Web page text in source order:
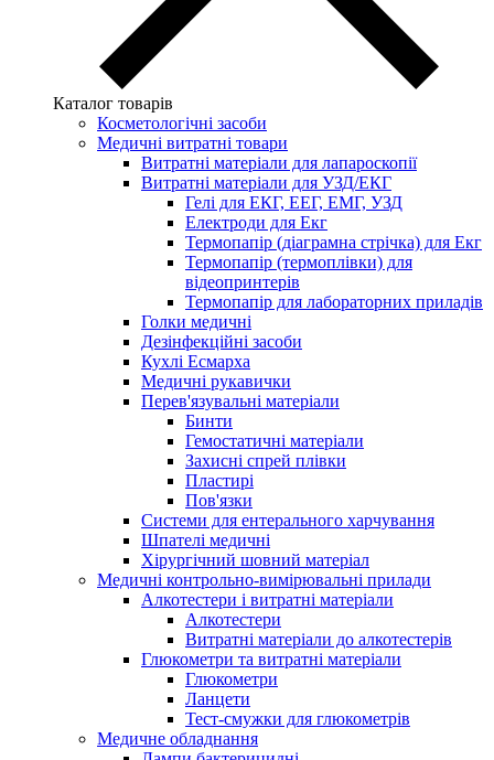
Каталог товарів
Косметологічні засоби
Медичні витратні товари
Витратні матеріали для лапароскопії
Витратні матеріали для УЗД/ЕКГ
Гелі для ЕКГ, ЕЕГ, ЕМГ, УЗД
Електроди для Екг
Термопапір (діаграмна стрічка) для Екг
Термопапір (термоплівки) для
відеопринтерів
Термопапір для лабораторних приладів
Голки медичні
Дезінфекційні засоби
Кухлі Есмарха
Медичні рукавички
Перев'язувальні матеріали
Бинти
Гемостатичні матеріали
Захисні спрей плівки
Пластирі
Пов'язки
Системи для ентерального харчування
Шпателі медичні
Хірургічний шовний матеріал
Медичні контрольно-вимірювальні прилади
Алкотестери і витратні матеріали
Алкотестери
Витратні матеріали до алкотестерів
Глюкометри та витратні матеріали
Глюкометри
Ланцети
Тест-смужки для глюкометрів
Медичне обладнання